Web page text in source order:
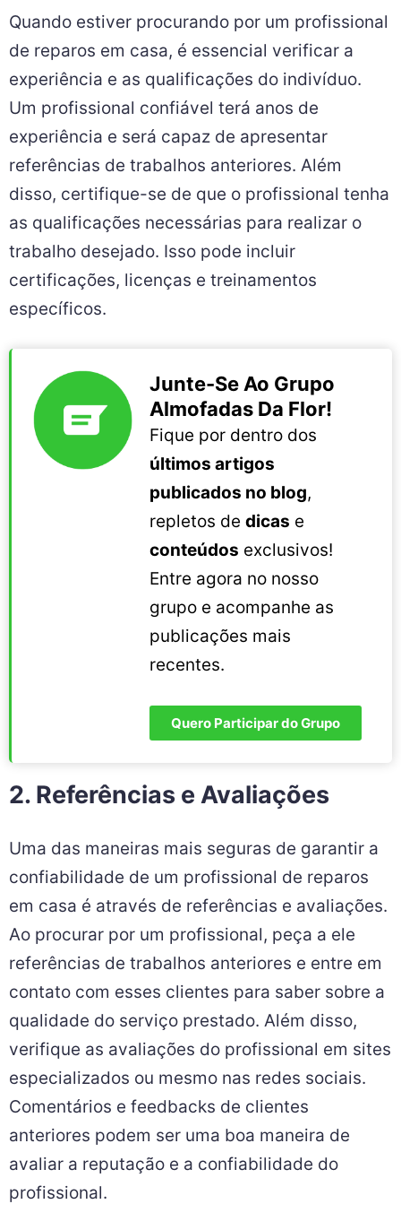
Quando estiver procurando por um profissional
de reparos em casa, é essencial verificar a
experiência e as qualificações do indivíduo.
Um profissional confiável terá anos de
experiência e será capaz de apresentar
referências de trabalhos anteriores. Além
disso, certifique-se de que o profissional tenha
as qualificações necessárias para realizar o
trabalho desejado. Isso pode incluir
certificações, licenças e treinamentos
específicos.
Junte-Se Ao Grupo
Almofadas Da Flor!
Fique por dentro dos
últimos artigos
publicados no blog,
repletos dedicas e
conteúdos exclusivos!
Entre agora no nosso
grupo e acompanhe as
publicações mais
recentes.
Quero Participar do Grupo
2. Referências e Avaliações
Uma das maneiras mais seguras de garantir a
confiabilidade de um profissional de reparos
em casa é através de referências e avaliações.
Ao procurar por um profissional, peça a ele
referências de trabalhos anteriores e entre em
contato com esses clientes para saber sobre a
qualidade do serviço prestado. Além disso,
verifique as avaliações do profissional em sites
especializados ou mesmo nas redes sociais.
Comentários e feedbacks de clientes
anteriores podem ser uma boa maneira de
avaliar a reputação e a confiabilidade do
profissional.